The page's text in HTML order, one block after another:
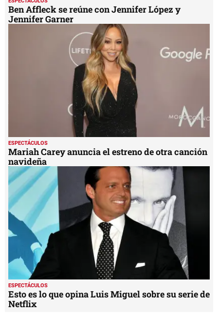
Ben Affleck se reúne con Jennifer López y
Jennifer Garner
ESPECTÁCULOS
Mariah Carey anuncia el estreno de otra canción
navideña
ESPECTÁCULOS
Esto es lo que opina Luis Miguel sobre su serie de
Netflix